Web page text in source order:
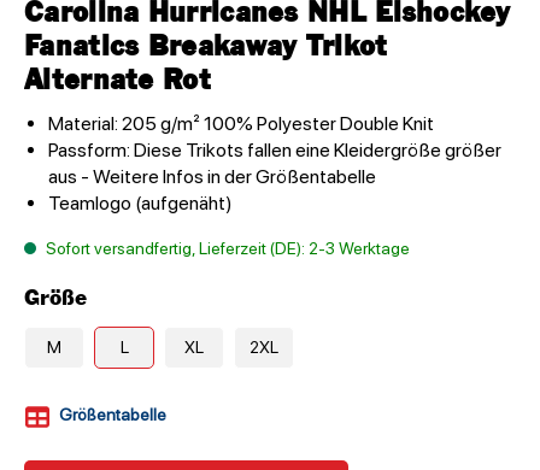
Carolina Hurricanes NHL Eishockey
Fanatics Breakaway Trikot
Alternate Rot
Material: 205 g/m² 100% Polyester Double Knit
Passform: Diese Trikots fallen eine Kleidergröße größer
aus - Weitere Infos in der Größentabelle
Teamlogo (aufgenäht)
Sofort versandfertig, Lieferzeit (DE): 2-3 Werktage
Größe
M L XL 2XL
Größentabelle